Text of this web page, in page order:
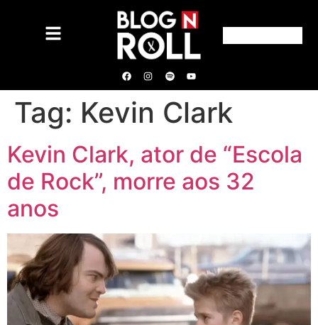
Tag: Kevin Clark
Kevin Clark, ator de “Escola
de Rock”, morre aos 32
anos